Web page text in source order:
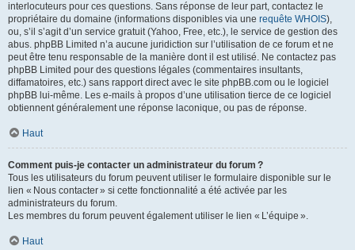
interlocuteurs pour ces questions. Sans réponse de leur part, contactez le
propriétaire du domaine (informations disponibles via une requête WHOIS),
ou, s’il s’agit d’un service gratuit (Yahoo, Free, etc.), le service de gestion des
abus. phpBB Limited n’a aucune juridiction sur l’utilisation de ce forum et ne
peut être tenu responsable de la manière dont il est utilisé. Ne contactez pas
phpBB Limited pour des questions légales (commentaires insultants,
diffamatoires, etc.) sans rapport direct avec le site phpBB.com ou le logiciel
phpBB lui-même. Les e-mails à propos d’une utilisation tierce de ce logiciel
obtiennent généralement une réponse laconique, ou pas de réponse.
Haut
Comment puis-je contacter un administrateur du forum ?
Tous les utilisateurs du forum peuvent utiliser le formulaire disponible sur le
lien « Nous contacter » si cette fonctionnalité a été activée par les
administrateurs du forum.
Les membres du forum peuvent également utiliser le lien « L’équipe ».
Haut